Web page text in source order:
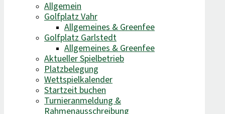
Allgemein
Golfplatz Vahr
Allgemeines & Greenfee
Golfplatz Garlstedt
Allgemeines & Greenfee
Aktueller Spielbetrieb
Platzbelegung
Wettspielkalender
Startzeit buchen
Turnieranmeldung &
Rahmenausschreibung